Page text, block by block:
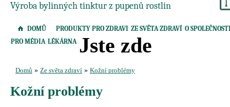
Výroba bylinných tinktur z pupenů rostlin
DOMŮ PRODUKTY PRO ZDRAVI ZE SVĚTA ZDRAVÍ O
PRO MÉDIA LÉKÁRNA Jste zde
Domů » Ze světa zdraví » Kožní problémy
Kožní problémy